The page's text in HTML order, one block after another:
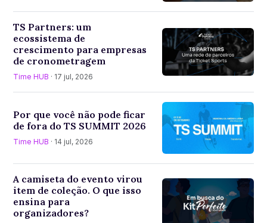
TS Partners: um
ecossistema de
crescimento para empresas
de cronometragem
Time HUB · 17 jul, 2026
Por que você não pode ficar
de fora do TS SUMMIT 2026
Time HUB · 14 jul, 2026
A camiseta do evento virou
item de coleção. O que isso
ensina para
organizadores?